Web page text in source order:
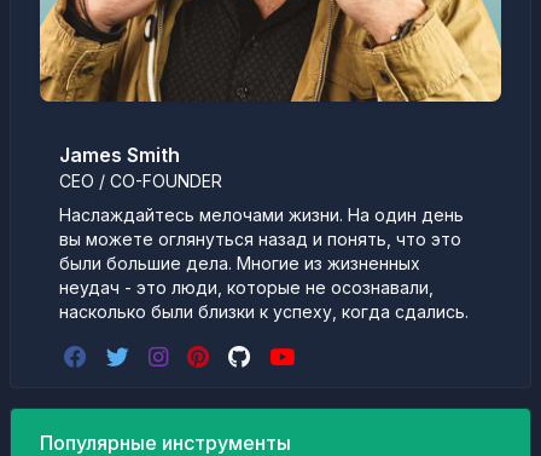
James Smith
CEO / CO-FOUNDER
Наслаждайтесь мелочами жизни. На один день
вы можете оглянуться назад и понять, что это
были большие дела. Многие из жизненных
неудач - это люди, которые не осознавали,
насколько были близки к успеху, когда сдались.
Популярные инструменты